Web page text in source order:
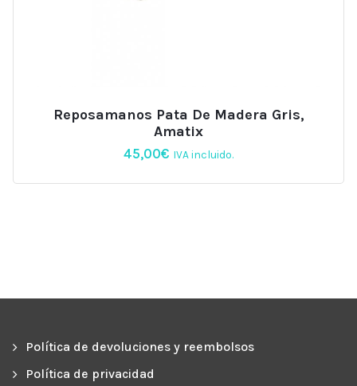
Reposamanos Pata De Madera Gris,
Amatix
45,00€ IVA incluido.
Política de devoluciones y reembolsos
Política de privacidad